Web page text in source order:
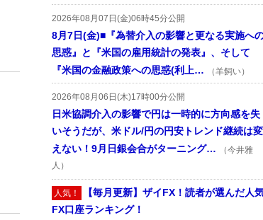
2026年08月07日(金)06時45分公開
8月7日(金)■『為替介入の影響と更なる実施へ
思惑』と『米国の雇用統計の発表』、そして
『米国の金融政策への思惑(利上…
（羊飼い）
2026年08月06日(木)17時00分公開
日米協調介入の影響で円は一時的に方向感を失
いそうだが、米ドル/円の円安トレンド継続は変
えない！9月日銀会合がターニング…
（今井雅
人）
人気！ 【毎月更新】ザイFX！読者が選んだ人
FX口座ランキング！